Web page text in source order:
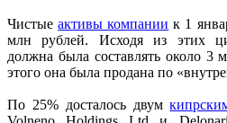
Чистыеактивы компании к 1
млн рублей. Исходя из этих
должна была составлять около 3
этого она была продана по
По 25% досталось двум